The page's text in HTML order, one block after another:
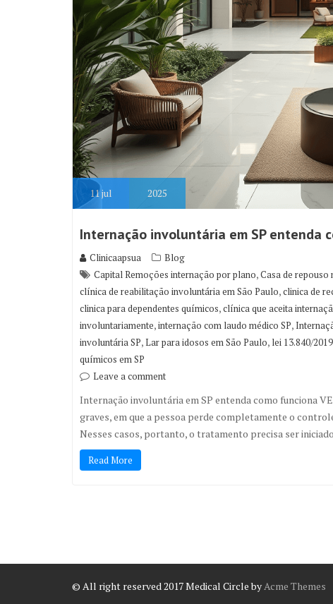
11jul 2025
Internação involuntária em SP entenda
Clinicaapsua
Blog
Capital Remoções internação por plano,Casa de repouso
clínica de reabilitação involuntária em São Paulo,clinica de
clinica para dependentes químicos,clínica que aceita
involuntariamente,internação com laudo médico SP,
involuntária SP,Lar para idosos em São Paulo, lei 13.840/2019
químicos em SP
Leave a comment
Internação involuntária em SP entenda como funciona
graves, em que a pessoa perde completamente o
Nesses casos, portanto, o tratamento precisa ser
Read More
© All right reserved 2017Medical Circle by Acme Themes